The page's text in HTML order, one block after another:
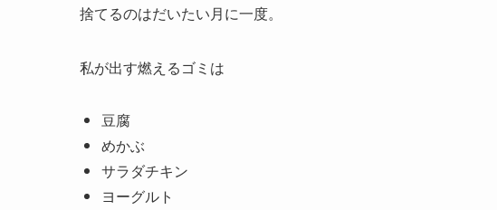
捨てるのはだいたい月に一度。
私が出す燃えるゴミは
豆腐
めかぶ
サラダチキン
ヨーグルト